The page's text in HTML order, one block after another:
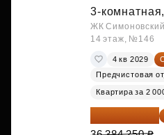
3-комнатная,
ЖК Симоновский
14 этаж, №146
4 кв 2029
Предчистовая
Квартира за 2
33 837 353 ₽